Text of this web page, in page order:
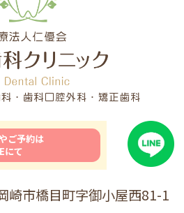
ご予約は
にて
崎市橋目町字御小屋西81-1